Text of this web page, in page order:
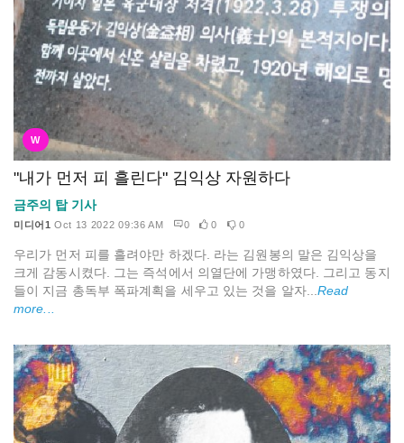
W
"내가 먼저 피 흘린다" 김익상 자원하다
금주의 탑 기사
미디어1 Oct 13 2022 09:36 AM 0 0 0
우리가 먼저 피를 흘려야만 하겠다. 라는 김원봉의 말은 김익상을
크게 감동시켰다. 그는 즉석에서 의열단에 가맹하였다. 그리고 동지
들이 지금 총독부 폭파계획을 세우고 있는 것을 알자...Read
more...